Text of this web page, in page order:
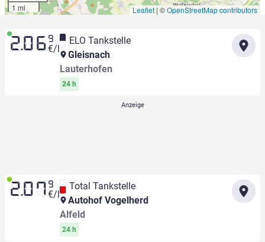
1 mi
Leaflet | ©OpenStreetMap contributors
2.06 9
€/l
ELO Tankstelle
Gleisnach
Lauterhofen
24 h
2.07 9
€/l
Total Tankstelle
Autohof Vogelherd
Alfeld
24 h